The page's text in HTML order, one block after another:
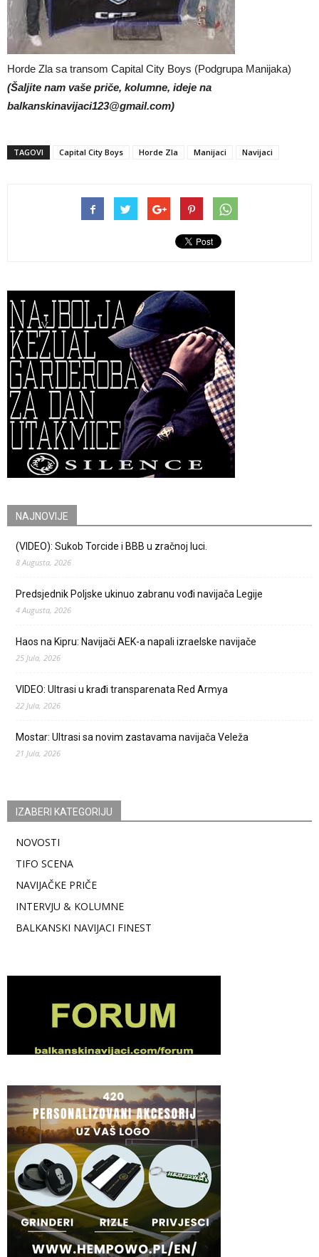
Horde Zla sa transom Capital City Boys (Podgrupa Manijaka)
(Šaljite nam vaše priče, kolumne, ideje na
balkanskinavijaci123@gmail.com)
TAGOVI Capital City Boys Horde Zla Manijaci Navijaci
NAJNOVIJE
(VIDEO): Sukob Torcide i BBB u zračnoj luci.
8 Augusta, 2026
Predsjednik Poljske ukinuo zabranu vođi navijača Legije
4 Augusta, 2026
Haos na Kipru: Navijači AEK-a napali izraelske navijače
25 Jula, 2026
VIDEO: Ultrasi u krađi transparenata Red Armya
22 Jula, 2026
Mostar: Ultrasi sa novim zastavama navijača Veleža
21 Jula, 2026
IZABERI KATEGORIJU
NOVOSTI
TIFO SCENA
NAVIJAČKE PRIČE
INTERVJU & KOLUMNE
BALKANSKI NAVIJACI FINEST